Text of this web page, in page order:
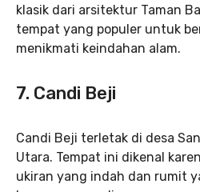
klasik dari arsitektur Taman
tempat yang populer untuk
menikmati keindahan alam.
7. Candi Beji
Candi Beji terletak di desa
Utara. Tempat ini dikenal
ukiran yang indah dan rumit